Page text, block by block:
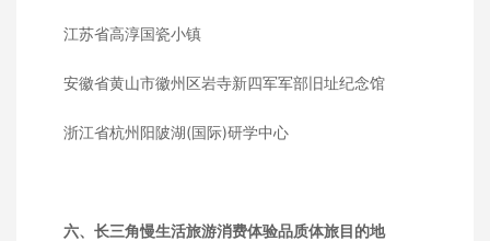
江苏省高淳国瓷小镇
安徽省黄山市徽州区岩寺新四军军部旧址纪念馆
浙江省杭州阳陂湖(国际)研学中心
六、长三角慢生活旅游消费体验品质体旅目的地